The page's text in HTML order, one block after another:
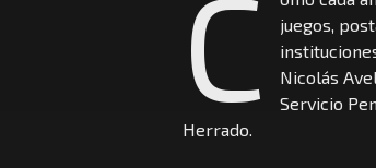
C
juegos,
Nicolás
Servicio
Herrado.